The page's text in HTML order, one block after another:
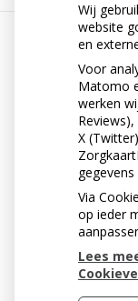
Privacy verklaring
Wij
website
en
Voor
Matomo
werken
X
Via
op ieder
Lees